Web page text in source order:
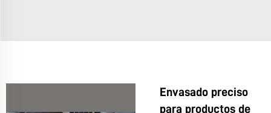
Envasado preciso
para productos de